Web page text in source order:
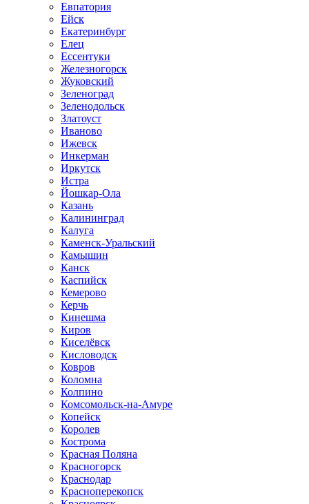
Евпатория
Ейск
Екатеринбург
Елец
Ессентуки
Железногорск
Жуковский
Зеленоград
Зеленодольск
Златоуст
Иваново
Ижевск
Инкерман
Иркутск
Истра
Йошкар-Ола
Казань
Калининград
Калуга
Каменск-Уральский
Камышин
Канск
Каспийск
Кемерово
Керчь
Кинешма
Киров
Киселёвск
Кисловодск
Ковров
Коломна
Колпино
Комсомольск-на-Амуре
Копейск
Королев
Кострома
Красная Поляна
Красногорск
Краснодар
Красноперекопск